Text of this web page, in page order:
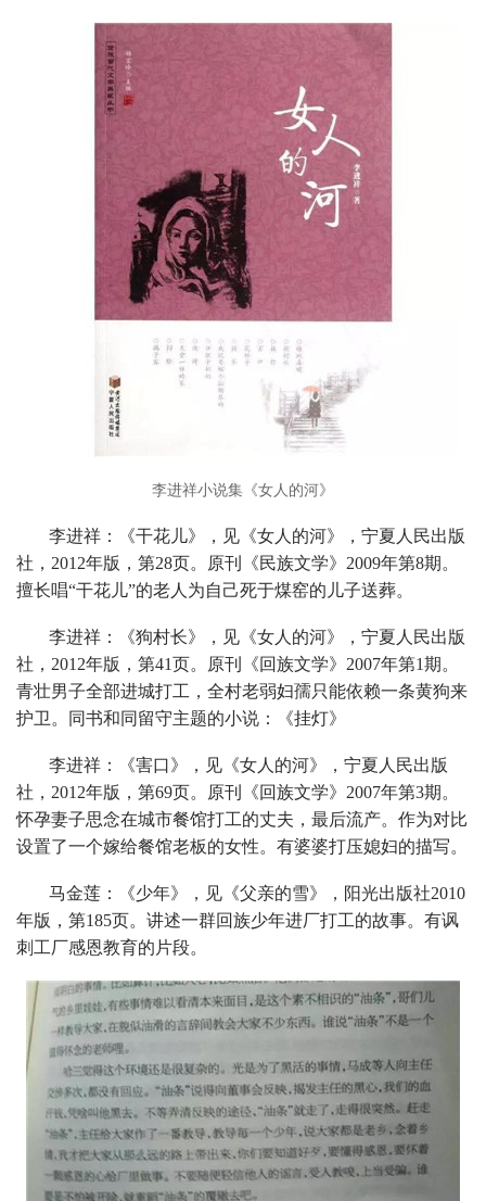
李进祥小说集《女人的河》
李进祥：《干花儿》，见《女人的河》，宁夏人民出版
社，2012年版，第28页。原刊《民族文学》2009年第8期。
擅长唱“干花儿”的老人为自己死于煤窑的儿子送葬。
李进祥：《狗村长》，见《女人的河》，宁夏人民出版
社，2012年版，第41页。原刊《回族文学》2007年第1期。
青壮男子全部进城打工，全村老弱妇孺只能依赖一条黄狗来
护卫。同书和同留守主题的小说：《挂灯》
李进祥：《害口》，见《女人的河》，宁夏人民出版
社，2012年版，第69页。原刊《回族文学》2007年第3期。
怀孕妻子思念在城市餐馆打工的丈夫，最后流产。作为对比
设置了一个嫁给餐馆老板的女性。有婆婆打压媳妇的描写。
马金莲：《少年》，见《父亲的雪》，阳光出版社2010
年版，第185页。讲述一群回族少年进厂打工的故事。有讽
刺工厂感恩教育的片段。